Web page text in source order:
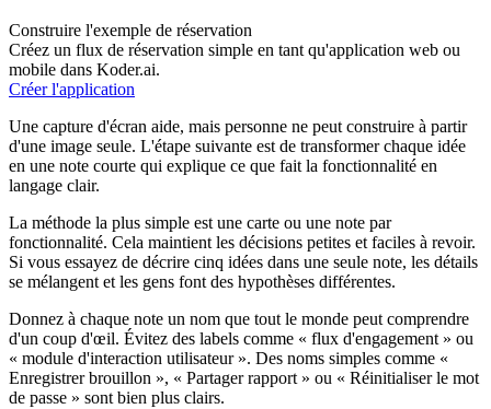
Construire l'exemple de réservation
Créez un flux de réservation simple en tant qu'application web ou
mobile dans Koder.ai.
Créer l'application
Une capture d'écran aide, mais personne ne peut construire à partir
d'une image seule. L'étape suivante est de transformer chaque idée
en une note courte qui explique ce que fait la fonctionnalité en
langage clair.
La méthode la plus simple est une carte ou une note par
fonctionnalité. Cela maintient les décisions petites et faciles à revoir.
Si vous essayez de décrire cinq idées dans une seule note, les détails
se mélangent et les gens font des hypothèses différentes.
Donnez à chaque note un nom que tout le monde peut comprendre
d'un coup d'œil. Évitez des labels comme « flux d'engagement » ou
« module d'interaction utilisateur ». Des noms simples comme «
Enregistrer brouillon », « Partager rapport » ou « Réinitialiser le mot
de passe » sont bien plus clairs.